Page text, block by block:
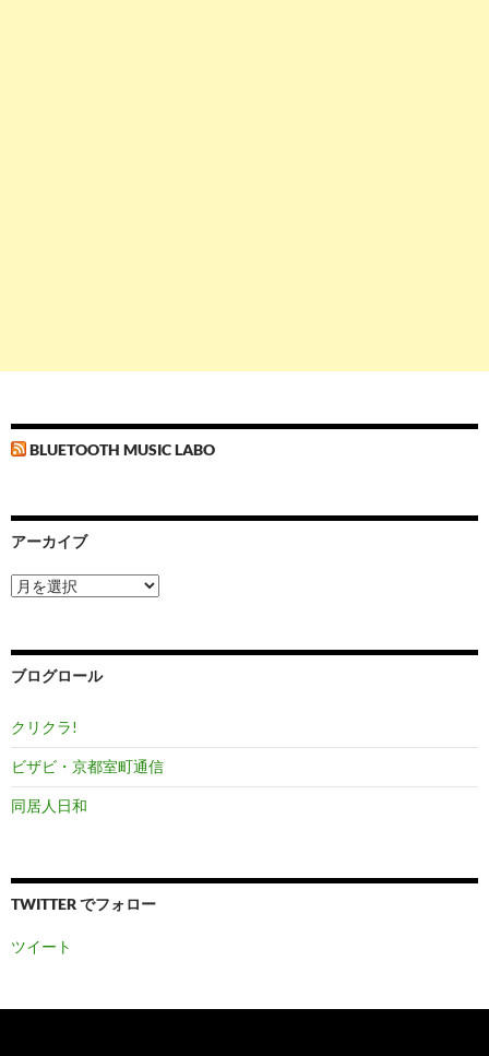
BLUETOOTH MUSIC LABO
アーカイブ
ア
ー
ブ
ブログロール
クリクラ!
ビザビ・京都室町通信
同居人日和
TWITTER でフォロー
ツイート